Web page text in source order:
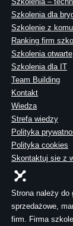
Szkolenia dla
Szkolenie z
Ranking firm
Szkolenia otwarte
Szkolenia dla IT
Team Building
Kontakt
Wiedza
Strefa wiedzy
Polityka
Polityka cookies
Skontaktuj sie z
Strona należy do
sprzedażowe,
firm. Firma